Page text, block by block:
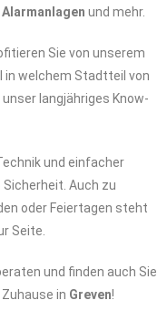
und mehr.
Sie von unserem
in welchem Stadtteil von
langjähriges Know-
und einfacher
Auch zu
oder Feiertagen steht
Seite.
und finden auch Sie
in Greven!